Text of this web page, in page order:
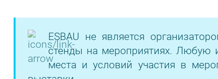
ESBAU не является
стенды на мероприятиях. Любую
места и условий участия в